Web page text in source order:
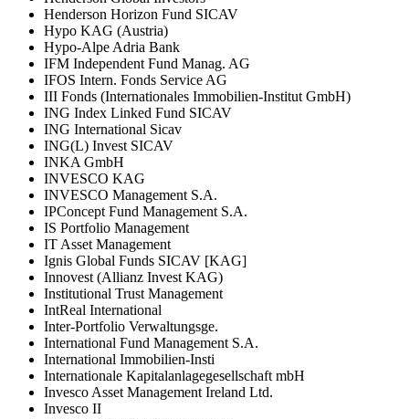
Henderson Horizon Fund SICAV
Hypo KAG (Austria)
Hypo-Alpe Adria Bank
IFM Independent Fund Manag. AG
IFOS Intern. Fonds Service AG
III Fonds (Internationales Immobilien-Institut GmbH)
ING Index Linked Fund SICAV
ING International Sicav
ING(L) Invest SICAV
INKA GmbH
INVESCO KAG
INVESCO Management S.A.
IPConcept Fund Management S.A.
IS Portfolio Management
IT Asset Management
Ignis Global Funds SICAV [KAG]
Innovest (Allianz Invest KAG)
Institutional Trust Management
IntReal International
Inter-Portfolio Verwaltungsge.
International Fund Management S.A.
International Immobilien-Insti
Internationale Kapitalanlagegesellschaft mbH
Invesco Asset Management Ireland Ltd.
Invesco II